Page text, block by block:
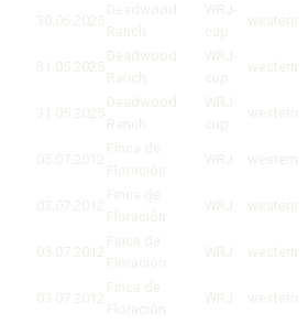
30.06.2025
Deadwood
Ranch
WRJ-
cup
western
31.05.2025
Deadwood
Ranch
WRJ-
cup
western
31.05.2025
Deadwood
Ranch
WRJ-
cup
western
05.07.2012
Finca de
Floración
WRJ western
03.07.2012
Finca de
Floración
WRJ western
03.07.2012
Finca de
Floración
WRJ western
03.07.2012
Finca de
Floración
WRJ western